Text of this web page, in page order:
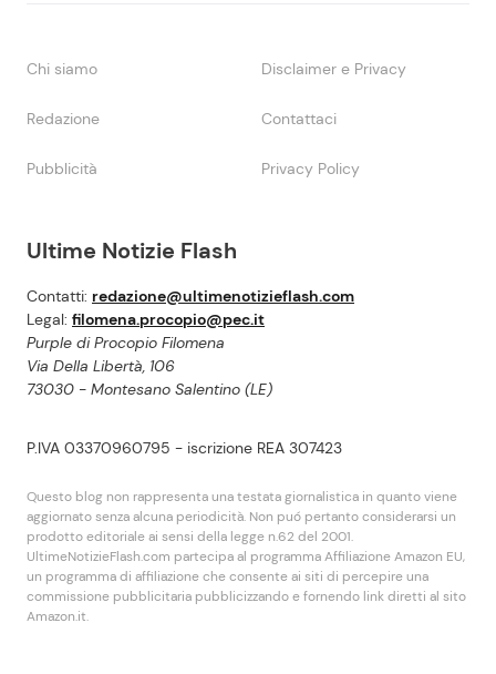
Ultime Notizie Flash
Contatti: redazione@ultimenotizieflash.com
Legal: filomena.procopio@pec.it
Purple di Procopio Filomena
Via Della Libertà, 106
73030 - Montesano Salentino (LE)
P.IVA 03370960795 - iscrizione REA 307423
Questo blog non rappresenta una testata giornalistica in quanto viene
aggiornato senza alcuna periodicità. Non puó pertanto considerarsi un
prodotto editoriale ai sensi della legge n.62 del 2001.
UltimeNotizieFlash.com partecipa al programma Affiliazione Amazon EU,
un programma di affiliazione che consente ai siti di percepire una
commissione pubblicitaria pubblicizzando e fornendo link diretti al sito
Amazon.it.
Chi siamo Disclaimer e Privacy
Redazione Contattaci
Pubblicità Privacy Policy